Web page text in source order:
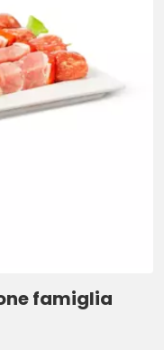
famiglia